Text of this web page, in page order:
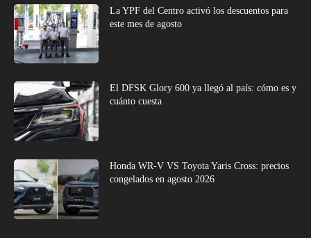
La YPF del Centro activó los descuentos para
este mes de agosto
El DFSK Glory 600 ya llegó al país: cómo es y
cuánto cuesta
Honda WR-V VS Toyota Yaris Cross: precios
congelados en agosto 2026